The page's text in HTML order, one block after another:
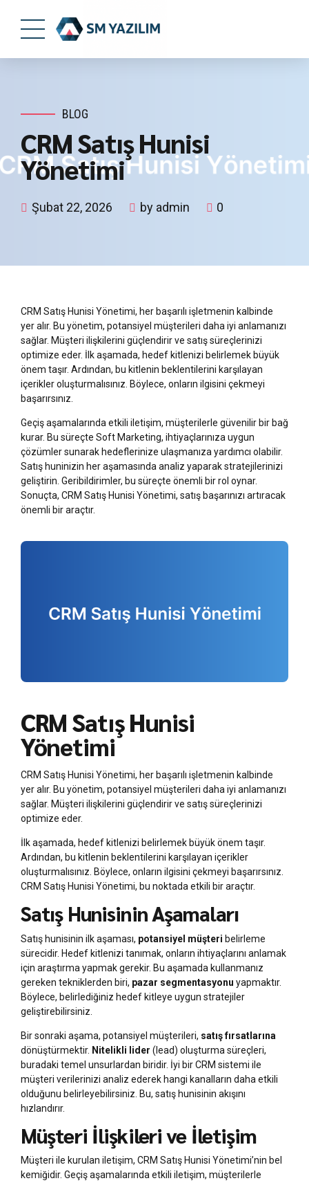
BLOG
CRM Satış Hunisi
Yönetimi
Şubat 22, 2026 by admin 0
CRM Satış Hunisi Yönetimi, her başarılı işletmenin kalbinde
yer alır. Bu yönetim, potansiyel müşterileri daha iyi anlamanızı
sağlar. Müşteri ilişkilerini güçlendirir ve satış süreçlerinizi
optimize eder. İlk aşamada, hedef kitlenizi belirlemek büyük
önem taşır. Ardından, bu kitlenin beklentilerini karşılayan
içerikler oluşturmalısınız. Böylece, onların ilgisini çekmeyi
başarırsınız.
Geçiş aşamalarında etkili iletişim, müşterilerle güvenilir bir bağ
kurar. Bu süreçte Soft Marketing, ihtiyaçlarınıza uygun
çözümler sunarak hedeflerinize ulaşmanıza yardımcı olabilir.
Satış huninizin her aşamasında analiz yaparak stratejilerinizi
geliştirin. Geribildirimler, bu süreçte önemli bir rol oynar.
Sonuçta, CRM Satış Hunisi Yönetimi, satış başarınızı artıracak
önemli bir araçtır.
CRM Satış Hunisi
Yönetimi
CRM Satış Hunisi Yönetimi, her başarılı işletmenin kalbinde
yer alır. Bu yönetim, potansiyel müşterileri daha iyi anlamanızı
sağlar. Müşteri ilişkilerini güçlendirir ve satış süreçlerinizi
optimize eder.
İlk aşamada, hedef kitlenizi belirlemek büyük önem taşır.
Ardından, bu kitlenin beklentilerini karşılayan içerikler
oluşturmalısınız. Böylece, onların ilgisini çekmeyi başarırsınız.
CRM Satış Hunisi Yönetimi, bu noktada etkili bir araçtır.
Satış Hunisinin Aşamaları
Satış hunisinin ilk aşaması, potansiyel müşteri belirleme
sürecidir. Hedef kitlenizi tanımak, onların ihtiyaçlarını anlamak
için araştırma yapmak gerekir. Bu aşamada kullanmanız
gereken tekniklerden biri, pazar segmentasyonu yapmaktır.
Böylece, belirlediğiniz hedef kitleye uygun stratejiler
geliştirebilirsiniz.
Bir sonraki aşama, potansiyel müşterileri, satış fırsatlarına
dönüştürmektir. Nitelikli lider (lead) oluşturma süreçleri,
buradaki temel unsurlardan biridir. İyi bir CRM sistemi ile
müşteri verilerinizi analiz ederek hangi kanalların daha etkili
olduğunu belirleyebilirsiniz. Bu, satış hunisinin akışını
hızlandırır.
Müşteri İlişkileri ve İletişim
Müşteri ile kurulan iletişim, CRM Satış Hunisi Yönetimi’nin bel
kemiğidir. Geçiş aşamalarında etkili iletişim, müşterilerle